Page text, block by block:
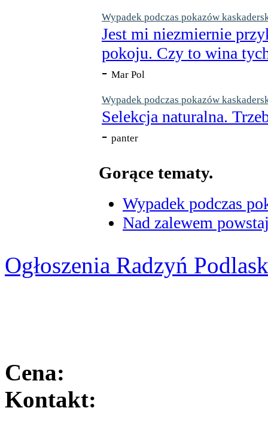
Wypadek podczas pokazów
Jest mi niezmiernie
pokoju. Czy to wina
- Mar Pol
Wypadek podczas pokazów
Selekcja naturalna.
- panter
Gorące tematy.
Wypadek podczas
Nad zalewem
Ogłoszenia Radzyń
Cena:
Kontakt: